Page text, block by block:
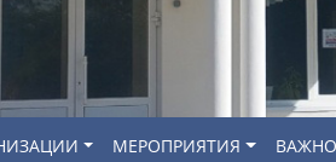
МЕРОПРИЯТИЯ